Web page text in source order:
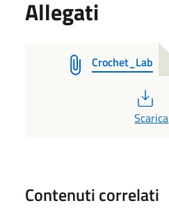
Allegati
Crochet_Lab
PDF
Scarica
Contenuti correlati